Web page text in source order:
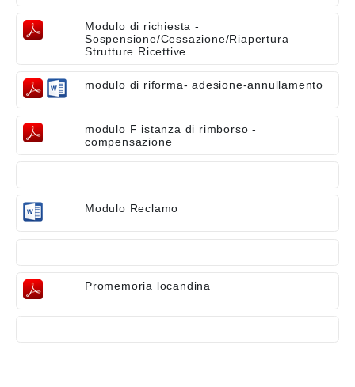
Modulo di richiesta -
Sospensione/Cessazione/Riapertura
Strutture Ricettive
modulo di riforma- adesione-annullamento
modulo F istanza di rimborso -
compensazione
Modulo Reclamo
Promemoria locandina